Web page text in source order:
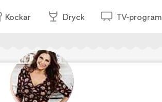
Kockar Dryck TV-program